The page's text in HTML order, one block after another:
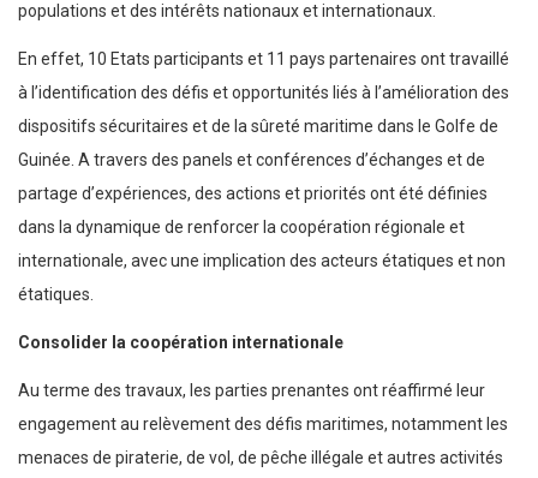
populations et des intérêts nationaux et internationaux.
En effet, 10 Etats participants et 11 pays partenaires ont travaillé
à l’identification des défis et opportunités liés à l’amélioration des
dispositifs sécuritaires et de la sûreté maritime dans le Golfe de
Guinée. A travers des panels et conférences d’échanges et de
partage d’expériences, des actions et priorités ont été définies
dans la dynamique de renforcer la coopération régionale et
internationale, avec une implication des acteurs étatiques et non
étatiques.
Consolider la coopération internationale
Au terme des travaux, les parties prenantes ont réaffirmé leur
engagement au relèvement des défis maritimes, notamment les
menaces de piraterie, de vol, de pêche illégale et autres activités